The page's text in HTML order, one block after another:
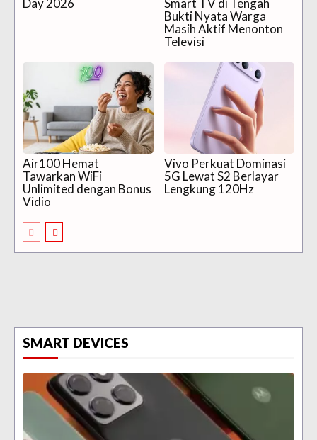
Day 2026
Smart TV di Tengah
Bukti Nyata Warga
Masih Aktif Menonton
Televisi
Air100 Hemat
Tawarkan WiFi
Unlimited dengan Bonus
Vidio
Vivo Perkuat Dominasi
5G Lewat S2 Berlayar
Lengkung 120Hz
SMART DEVICES